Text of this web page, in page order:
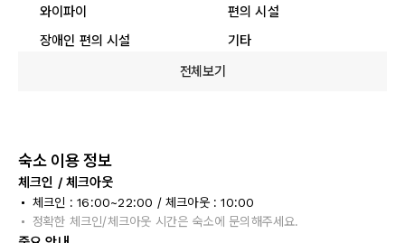
와이파이
편의 시설
장애인 편의 시설
기타
전체보기
숙소 이용 정보
체크인 / 체크아웃
체크인 : 16:00~22:00 / 체크아웃 : 10:00
정확한 체크인/체크아웃 시간은 숙소에 문의해주세요.